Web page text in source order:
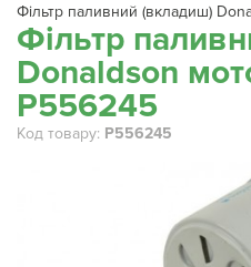
Фільтр паливний (вкладиш)
Фільтр
Donaldson
P556245
Код товару: P556245